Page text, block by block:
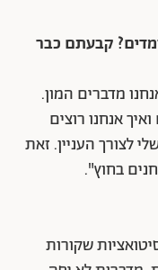
קבעתם כבר
מדברים המון.
אנחנו רוצים
לצורך העניין. זאת
בחוץ".
שקורות